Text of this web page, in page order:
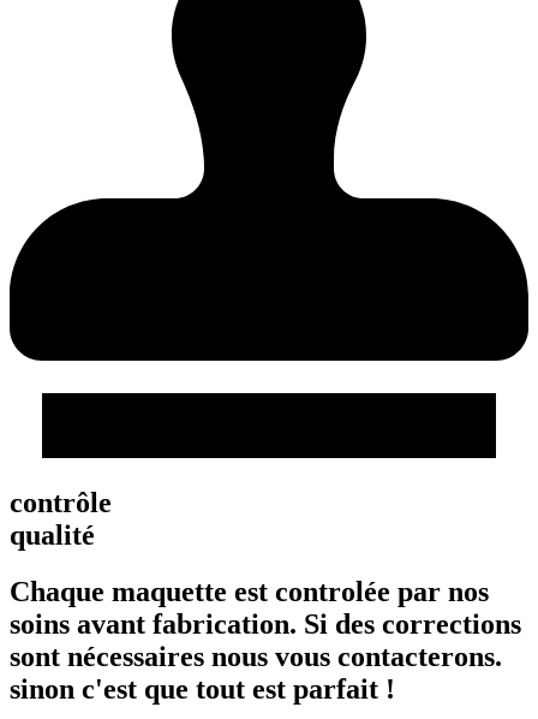
contrôle
qualité
Chaque maquette est controlée par nos
soins avant fabrication. Si des corrections
sont nécessaires nous vous contacterons.
sinon c'est que tout est parfait !